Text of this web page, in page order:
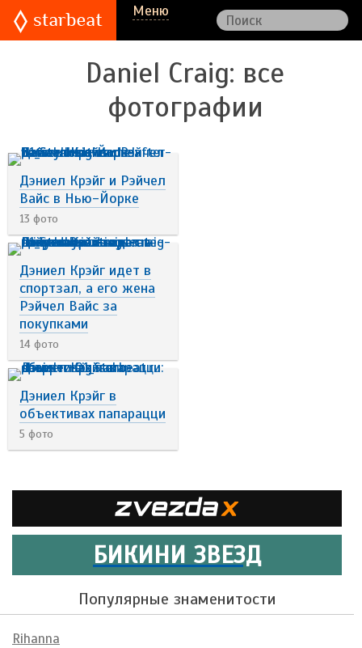
Меню
Daniel Craig: все
фотографии
Дэниел Крэйг и Рэйчел
Вайс в Нью-Йорке
13 фото
Дэниел Крэйг идет в
спортзал, а его жена
Рэйчел Вайс за
покупками
14 фото
Дэниел Крэйг в
объективах папарацци
5 фото
БИКИНИ ЗВЕЗД
Популярные знаменитости
Rihanna